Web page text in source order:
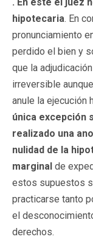
hipotecaria. En
pronunciamiento
perdido el bien y
que la
irreversible
anule la ejecución
única excepción
realizado una
nulidad de la
marginal de
estos supuestos
practicarse tanto
el
derechos.